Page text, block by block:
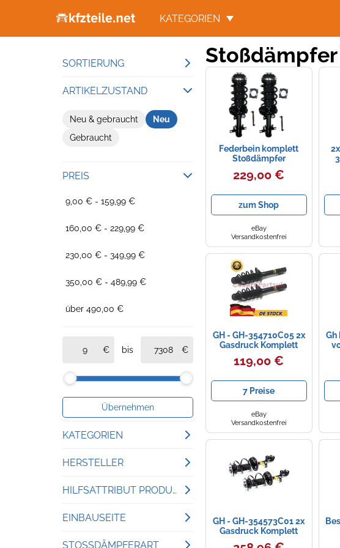
KATEGORIEN
SORTIERUNG
Gesamtpreis
Höchster Preis
ARTIKELZUSTAND
Neu & gebraucht
Neu
Gebraucht
PREIS
9,00 € - 159,99 €
160,00 € - 229,99 €
230,00 € - 349,99 €
350,00 € - 489,99 €
über 490,00 €
bis
Übernehmen
KATEGORIEN
Stoßdämpfer
Radaufhängungen
Fahrwerke
Motorrad Fahrwerke
HERSTELLER
Gema Herrerías
MaXgear
Bilstein
HILFSATTRIBUT PRODUKTTYP
Stoßdämpfer
Federbein
EINBAUSEITE
Vorderachse
STOSSDÄMPFERART
Federbein komplett
Stoßdämpfer
vormontiert vorne für
Opel Astra H 1,4 1,6
229,00 €
zum Shop
eBay
Versandkostenfrei
GH - GH-354710C05 2x
Gasdruck Komplett
zusammengebaut
Federbein Vorne
Stoßdämpfer
119,00 €
7 Preise
eBay
Versandkostenfrei
Gh
GH - GH-354573C01 2x
Gasdruck Komplett
zusammengebaut